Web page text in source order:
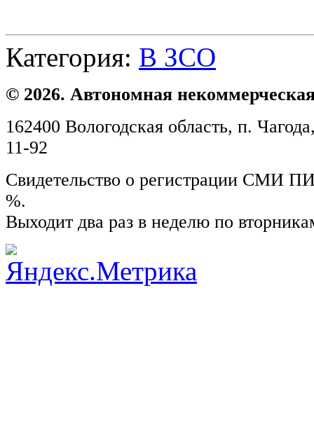
Категория: В ЗСО
© 2026. Автономная
162400 Вологодская область, п.
11-92
Свидетельство о регистрации СМИ
%.
Выходит два раз в неделю по